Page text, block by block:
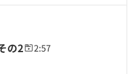
の2 2:57